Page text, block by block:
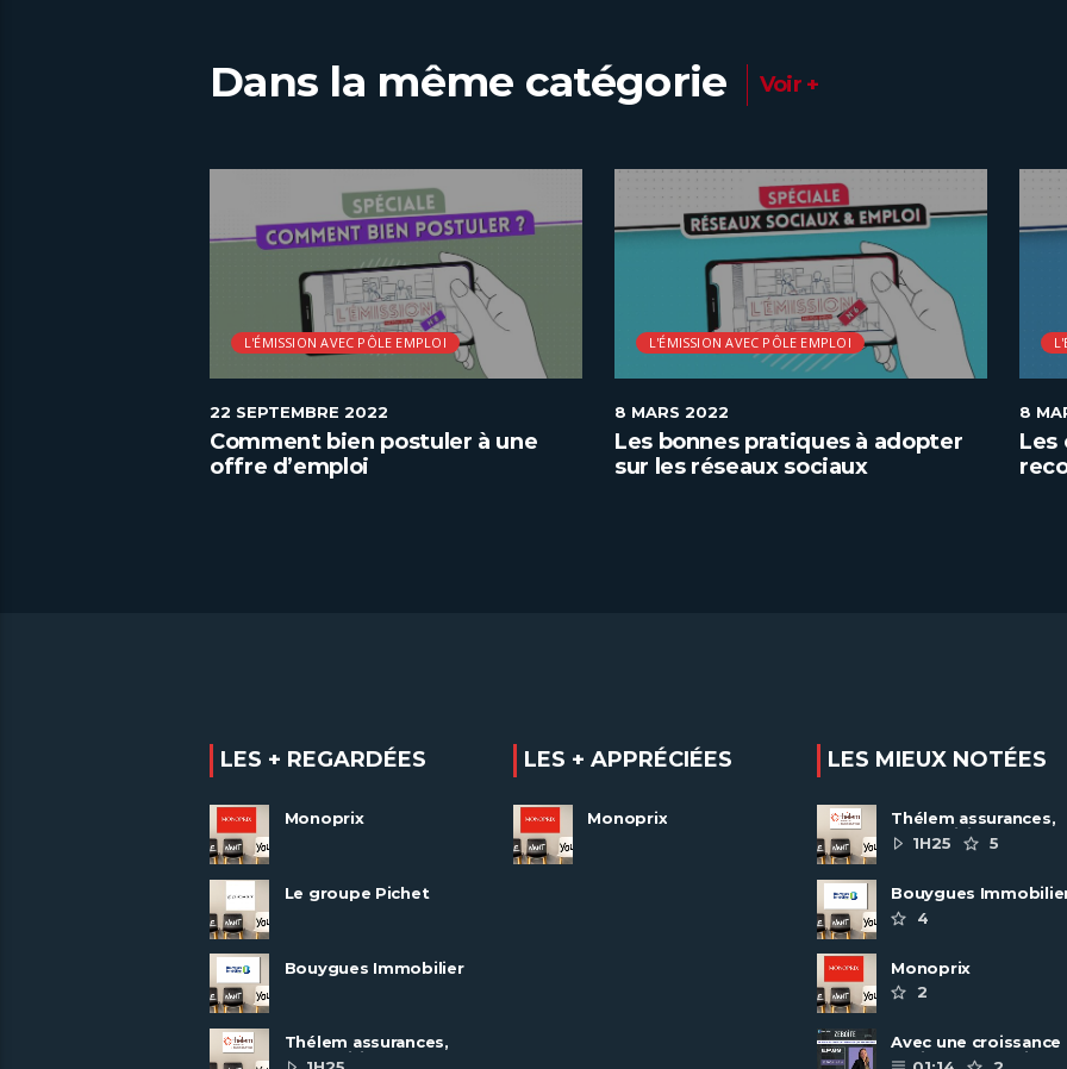
Dans la même catégorie Voir +
L'ÉMISSION AVEC PÔLE EMPLOI
22 SEPTEMBRE 2022
Comment bien postuler à une
offre d’emploi
L'ÉMISSION AVEC PÔLE EMPLOI
8 MARS 2022
Les bonnes pratiques à adopter
sur les réseaux sociaux
8
Les
LES + REGARDÉES
Monoprix
Le groupe Pichet
Bouygues Immobilier
Thélem assurances,
une politique RH
LES + APPRÉCIÉES
Monoprix
LES MIEUX NOTÉES
Thélem assurances,
une politique RH
ambitieuse
1H25 5
Bouygues
recrute autour de 8
pôles métiers
4
Monoprix
2
Avec une croissance
toujours dynamique,